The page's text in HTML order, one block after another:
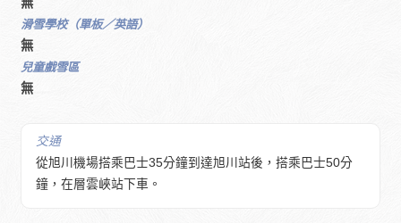
滑雪學校（單板／英語）
無
兒童戲雪區
無
交通
從旭川機場搭乘巴士35分鐘到達旭川站後，搭乘巴士50分
鐘，在層雲峽站下車。